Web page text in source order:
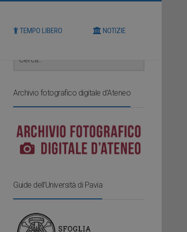
TEMPO LIBERO NOTIZIE
Archivio fotografico digitale d’Ateneo
Guide dell’Università di Pavia